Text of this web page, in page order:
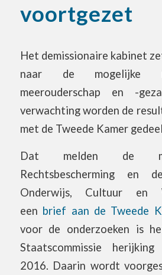
voortgezet
Het demissionaire kabinet
naar de mogelijke
meerouderschap en -
verwachting worden de
met de Tweede Kamer
Dat melden de
Rechtsbescherming en
Onderwijs, Cultuur en
een brief aan de Tweede
voor de onderzoeken is
Staatscommissie
2016. Daarin wordt